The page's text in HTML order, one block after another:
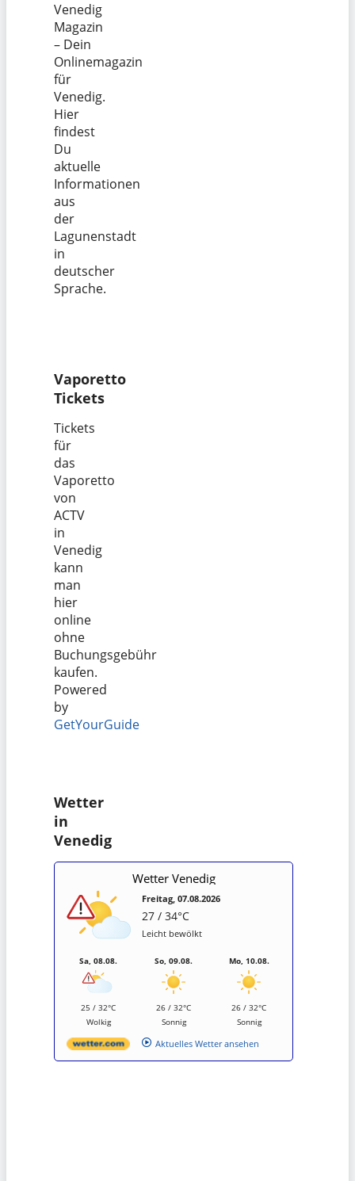
Venedig
Magazin
– Dein
Onlinemagazin
für
Venedig.
Hier
findest
Du
aktuelle
Informationen
aus
der
Lagunenstadt
in
deutscher
Sprache.
Vaporetto
Tickets
Tickets
für
das
Vaporetto
von
ACTV
in
Venedig
kann
man
hier
online
ohne
Buchungsgebühr
kaufen.
Powered
by
GetYourGuide
Wetter
in
Venedig
Wetter Venedig
Freitag, 07.08.2026
27 / 34°C
Leicht bewölkt
Sa, 08.08.
25 / 32°C
Wolkig
So, 09.08.
26 / 32°C
Sonnig
Mo, 10.08.
26 / 32°C
Sonnig
Aktuelles Wetter ansehen